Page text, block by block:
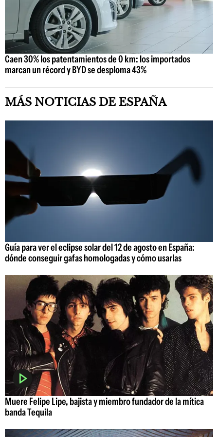
Caen 30% los patentamientos de 0 km: los importados
marcan un récord y BYD se desploma 43%
MÁS NOTICIAS DE ESPAÑA
Guía para ver el eclipse solar del 12 de agosto en España:
dónde conseguir gafas homologadas y cómo usarlas
Muere Felipe Lipe, bajista y miembro fundador de la mítica
banda Tequila